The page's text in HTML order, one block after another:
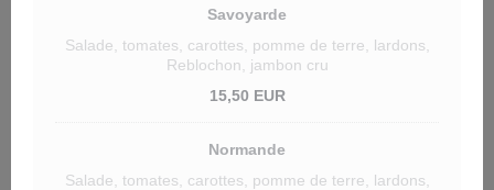
Savoyarde
Salade, tomates, carottes, pomme de terre, lardons,
Reblochon, jambon cru
15,50 EUR
Normande
Salade, tomates, carottes, pomme de terre, lardons,